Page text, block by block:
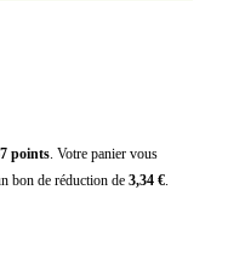
points. Votre panier vous
bon de réduction de 3,34 €.